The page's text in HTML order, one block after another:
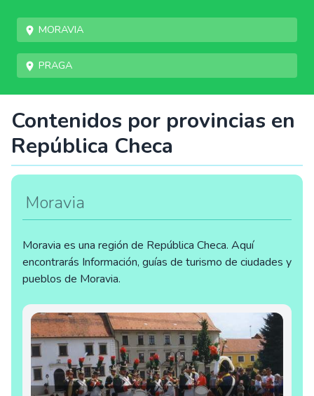
Moravia
Praga
Contenidos por provincias en
República Checa
Moravia
Moravia es una región de República Checa. Aquí
encontrarás Información, guías de turismo de ciudades y
pueblos de Moravia.